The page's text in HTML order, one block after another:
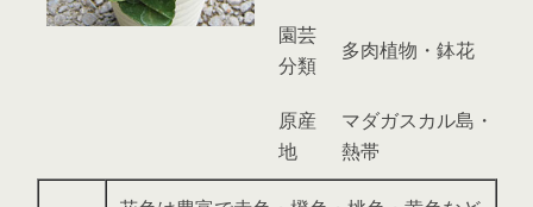
園芸
分類
多肉植物・鉢花
原産
地
マダガスカル島・
熱帯